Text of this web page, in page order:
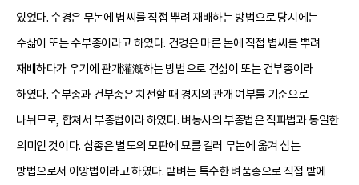
있었다. 수경은 무논에 볍씨를 직접 뿌려 재배하는 방법으로 당시에는
수삶이 또는 수부종이라고 하였다. 건경은 마른 논에 직접 볍씨를 뿌려
재배하다가 우기에 관개灌漑하는 방법으로 건삶이 또는 건부종이라
하였다. 수부종과 건부종은 치전할 때 경지의 관개 여부를 기준으로
나뉘므로, 합쳐서 부종법이라 하였다. 벼농사의 부종법은 직파법과 동일한
의미인 것이다. 삽종은 별도의 모판에 묘를 길러 무논에 옮겨 심는
방법으로서 이앙법이라고 하였다. 밭벼는 특수한 벼품종으로 직접 밭에